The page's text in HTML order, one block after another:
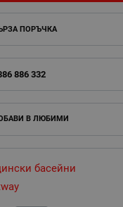
ПОРЪЧКА
886 332
В ЛЮБИМИ
басейни